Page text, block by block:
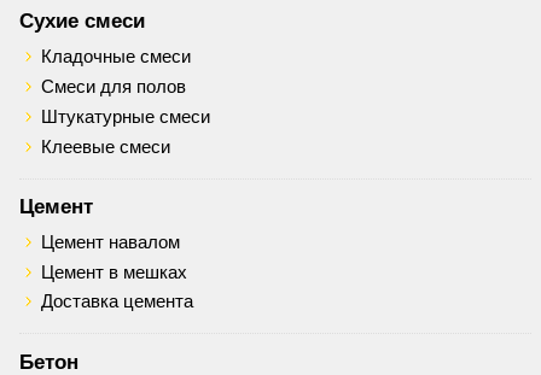
Сухие смеси
Кладочные смеси
Смеси для полов
Штукатурные смеси
Клеевые смеси
Цемент
Цемент навалом
Цемент в мешках
Доставка цемента
Бетон